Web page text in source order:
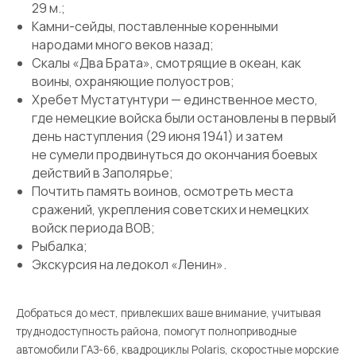
29 м.;
Камни-сейды, поставленные коренными
народами много веков назад;
Скалы «Два Брата», смотрящие в океан, как
воины, охраняющие полуостров;
Хребет Мустатунтури — единственное место,
где немецкие войска были остановлены в первый
день наступления (29 июня 1941) и затем
не сумели продвинуться до окончания боевых
действий в Заполярье;
Почтить память воинов, осмотреть места
сражений, укрепления советских и немецких
войск периода ВОВ;
Рыбалка;
Экскурсия на ледокол «Ленин».
Добраться до мест, привлекших ваше внимание, учитывая
труднодоступность района, помогут полноприводные
автомобили ГАЗ-66, квадроциклы Polaris, скоростные морские